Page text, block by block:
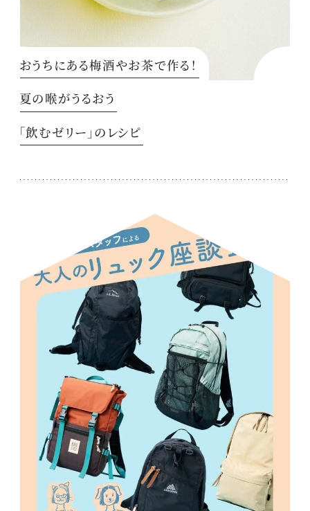
おうちにある梅酒やお茶で作る！
夏の喉がうるおう
「飲むゼリー」のレシピ